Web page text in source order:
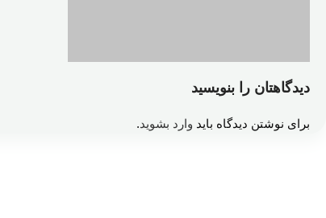
دیدگاهتان را بنویسید
برای نوشتن دیدگاه باید وارد بشوید.